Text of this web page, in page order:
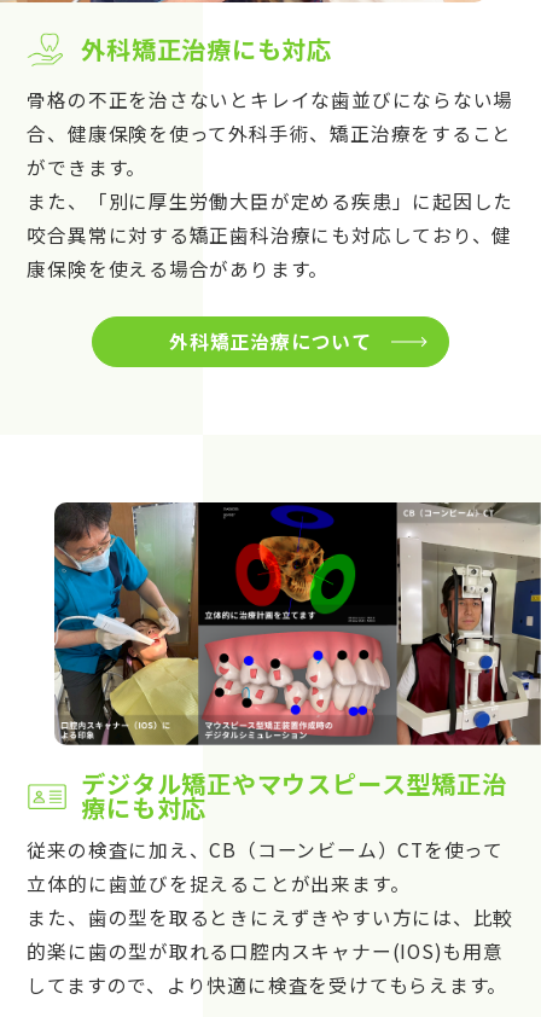
外科矯正治療にも対応
骨格の不正を治さないとキレイな歯並びにならない場
合、健康保険を使って外科手術、矯正治療をすること
ができます。
また、「別に厚生労働大臣が定める疾患」に起因した
咬合異常に対する矯正歯科治療にも対応しており、健
康保険を使える場合があります。
外科矯正治療について
デジタル矯正やマウスピース型矯正治
療にも対応
従来の検査に加え、CB（コーンビーム）CTを使って
立体的に歯並びを捉えることが出来ます。
また、歯の型を取るときにえずきやすい方には、比較
的楽に歯の型が取れる口腔内スキャナー(IOS)も用意
してますので、より快適に検査を受けてもらえます。